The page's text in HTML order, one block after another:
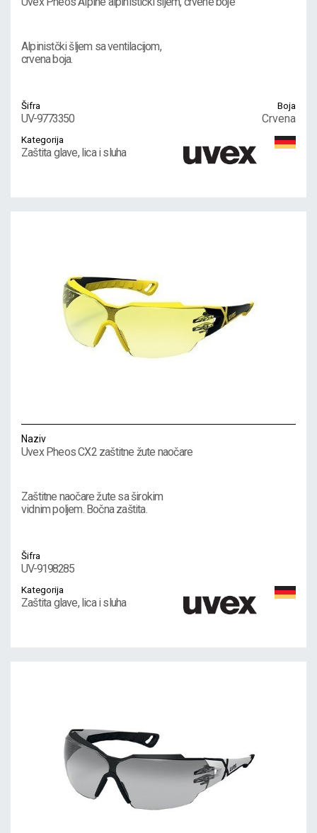
Alpinistčki šljem sa ventilacijom,
crvena boja.
Šifra
UV-9773350
Boja
Crvena
Kategorija
Zaštita glave, lica i sluha
Naziv
Uvex Pheos CX2 zaštitne žute naočare
Zaštitne naočare žute sa širokim
vidnim poljem. Bočna zaštita.
Šifra
UV-9198285
Kategorija
Zaštita glave, lica i sluha